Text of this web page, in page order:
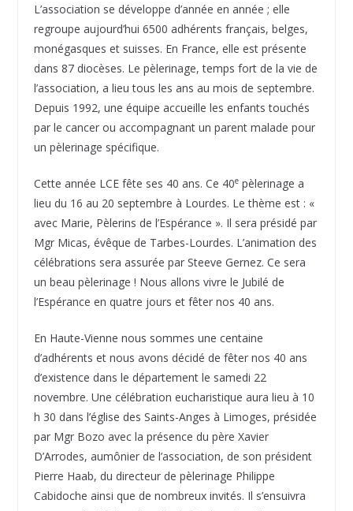
L’association se développe d’année en année ; elle
regroupe aujourd’hui 6500 adhérents français, belges,
monégasques et suisses. En France, elle est présente
dans 87 diocèses. Le pèlerinage, temps fort de la vie de
l’association, a lieu tous les ans au mois de septembre.
Depuis 1992, une équipe accueille les enfants touchés
par le cancer ou accompagnant un parent malade pour
un pèlerinage spécifique.
Cette année LCE fête ses 40 ans. Ce 40epèlerinage a
lieu du 16 au 20 septembre à Lourdes. Le thème est : «
avec Marie, Pèlerins de l’Espérance ». Il sera présidé par
Mgr Micas, évêque de Tarbes-Lourdes. L’animation des
célébrations sera assurée par Steeve Gernez. Ce sera
un beau pèlerinage ! Nous allons vivre le Jubilé de
l’Espérance en quatre jours et fêter nos 40 ans.
En Haute-Vienne nous sommes une centaine
d’adhérents et nous avons décidé de fêter nos 40 ans
d’existence dans le département le samedi 22
novembre. Une célébration eucharistique aura lieu à 10
h 30 dans l’église des Saints-Anges à Limoges, présidée
par Mgr Bozo avec la présence du père Xavier
D’Arrodes, aumônier de l’association, de son président
Pierre Haab, du directeur de pèlerinage Philippe
Cabidoche ainsi que de nombreux invités. Il s’ensuivra